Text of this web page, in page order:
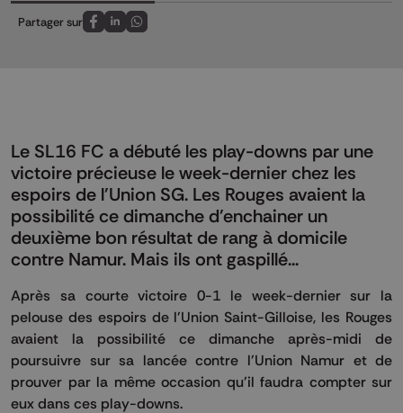
Partager sur
Partagez sur FaceBook
Partagez sur LinkedIn
Partagez sur Whatsapp
Le SL16 FC a débuté les play-downs par une
victoire précieuse le week-dernier chez les
espoirs de l'Union SG. Les Rouges avaient la
possibilité ce dimanche d'enchainer un
deuxième bon résultat de rang à domicile
contre Namur. Mais ils ont gaspillé...
Après sa courte victoire 0-1 le week-dernier sur la
pelouse des espoirs de l'Union Saint-Gilloise, les Rouges
avaient la possibilité ce dimanche après-midi de
poursuivre sur sa lancée contre l'Union Namur et de
prouver par la même occasion qu'il faudra compter sur
eux dans ces play-downs.